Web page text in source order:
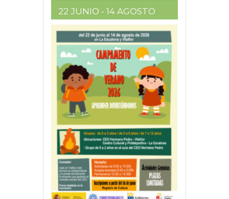
22 JUNIO - 14 AGOSTO